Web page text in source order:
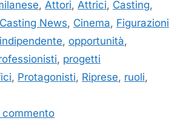
, Attori, Attrici, Casting,
Casting News, Cinema, Figurazioni
, opportunità,
, progetti
, Protagonisti, Riprese, ruoli,